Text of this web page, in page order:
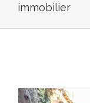
immobilier